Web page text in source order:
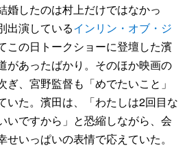
婚したのは村上だけではなかっ
出演しているインリン・オブ・ジ
この日トークショーに登壇した濱
があったばかり。そのほか映画の
ぎ、宮野監督も「めでたいこと」
いた。濱田は、「わたしは2回目な
いですから」と恐縮しながら、会
いっぱいの表情で応えていた。